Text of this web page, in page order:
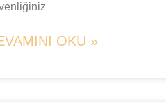
OKU »